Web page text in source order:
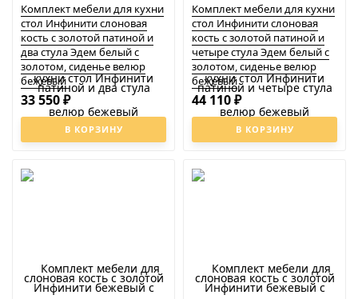
Комплект мебели для кухни
стол Инфинити слоновая
кость с золотой патиной и
два стула Эдем белый с
золотом, сиденье велюр
бежевый
В КОРЗИНУ
33 550 ₽
Комплект мебели для кухни
стол Инфинити слоновая
кость с золотой патиной и
четыре стула Эдем белый с
золотом, сиденье велюр
бежевый
В КОРЗИНУ
44 110 ₽